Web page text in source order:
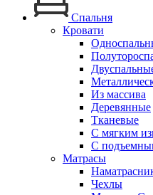
Спальня
Кровати
Из массива
Деревянные
Тканевые
С мягким
С
Матрасы
Чехлы